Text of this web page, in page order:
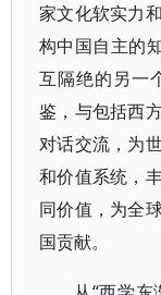
家文化软实力
构中国自主的
互隔绝的另一
鉴，与包括西
对话交流，为
和价值系统，
同价值，为全
国贡献。